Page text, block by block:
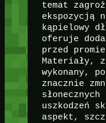
temat
ekspozycją
kąpielowy
oferuje
przed
Materiały,
wykonany,
znacznie
uszkodzeń
aspekt,